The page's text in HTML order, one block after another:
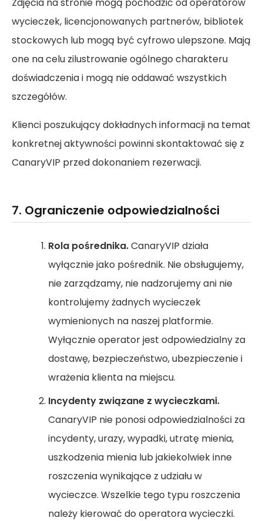
wycieczek, licencjonowanych partnerów, bibliotek
stockowych lub mogą być cyfrowo ulepszone. Mają
one na celu zilustrowanie ogólnego charakteru
doświadczenia i mogą nie oddawać wszystkich
szczegółów.
Klienci poszukujący dokładnych informacji na temat
konkretnej aktywności powinni skontaktować się z
CanaryVIP przed dokonaniem rezerwacji.
7. Ograniczenie odpowiedzialności
Rola pośrednika.CanaryVIP działa
wyłącznie jako pośrednik. Nie obsługujemy,
nie zarządzamy, nie nadzorujemy ani nie
kontrolujemy żadnych wycieczek
wymienionych na naszej platformie.
Wyłącznie operator jest odpowiedzialny za
dostawę, bezpieczeństwo, ubezpieczenie i
wrażenia klienta na miejscu.
Incydenty związane z wycieczkami.
CanaryVIP nie ponosi odpowiedzialności za
incydenty, urazy, wypadki, utratę mienia,
uszkodzenia mienia lub jakiekolwiek inne
roszczenia wynikające z udziału w
wycieczce. Wszelkie tego typu roszczenia
należy kierować do operatora wycieczki.